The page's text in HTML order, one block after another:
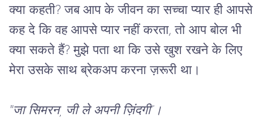
क्या कहती? जब आप के जीवन का सच्चा प्यार ही आपसे
कह दे कि वह आपसे प्यार नहीं करता, तो आप बोल भी
क्या सकते हैं? मुझे पता था कि उसे खुश रखने के लिए
मेरा उसके साथ ब्रेकअप करना ज़रूरी था।
"जा सिमरन, जी ले अपनी ज़िंदगी”।